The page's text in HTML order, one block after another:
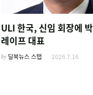
ULI 한국, 신임 회장에
레이프 대표
by 딜북뉴스 스탭 2026.7.16